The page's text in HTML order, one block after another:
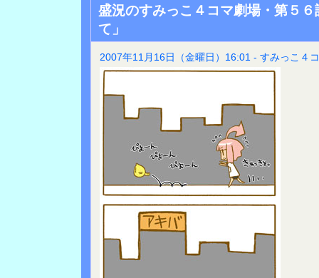
盛況のすみっこ４コマ劇場・第５
て」
2007年11月16日（金曜日）16:01 - すみっこ４